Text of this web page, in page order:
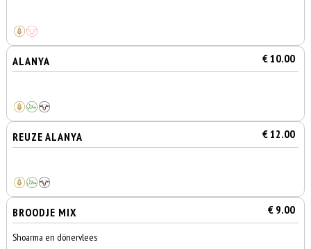
ALANYA € 10.00
REUZE ALANYA € 12.00
BROODJE MIX € 9.00
Shoarma en dönervlees